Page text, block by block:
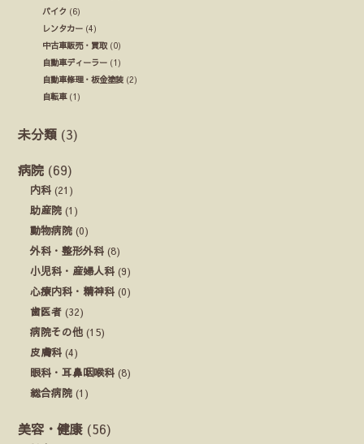
バイク (6)
レンタカー (4)
中古車販売・買取 (0)
自動車ディーラー (1)
自動車修理・板金塗装 (2)
自転車(1)
未分類 (3)
病院 (69)
内科 (21)
助産院 (1)
動物病院 (0)
外科・整形外科 (8)
小児科・産婦人科 (9)
心療内科・精神科 (0)
歯医者 (32)
病院その他 (15)
皮膚科 (4)
眼科・耳鼻咽喉科 (8)
総合病院 (1)
美容・健康 (56)